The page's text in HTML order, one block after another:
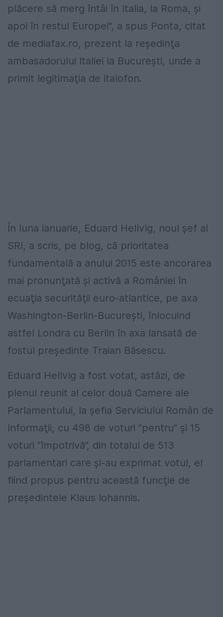
plăcere să merg întâi în Italia, la Roma, şi
apoi în restul Europei", a spus Ponta, citat
de mediafax.ro, prezent la reşedinţa
ambasadorului Italiei la Bucureşti, unde a
primit legitimaţia de italofon.
În luna ianuarie, Eduard Hellvig, noul şef al
SRI, a scris, pe blog, că prioritatea
fundamentală a anului 2015 este ancorarea
mai pronunţată şi activă a României în
ecuaţia securităţii euro-atlantice, pe axa
Washington-Berlin-Bucureşti, înlocuind
astfel Londra cu Berlin în axa lansată de
fostul preşedinte Traian Băsescu.
Eduard Hellvig a fost votat, astăzi, de
plenul reunit al celor două Camere ale
Parlamentului, la şefia Serviciului Român de
Informaţii, cu 498 de voturi ”pentru” şi 15
voturi ”împotrivă”, din totalul de 513
parlamentari care şi-au exprimat votul, el
fiind propus pentru această funcţie de
preşedintele Klaus Iohannis.